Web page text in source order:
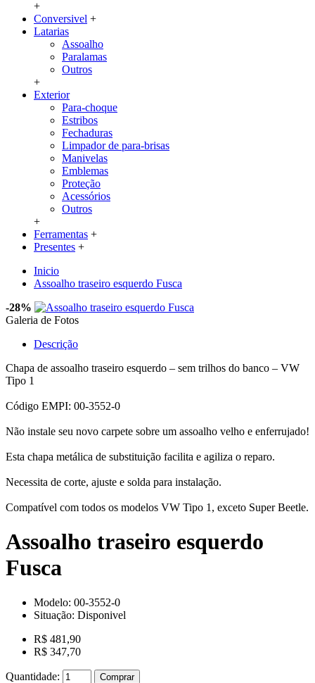
+
Conversivel +
Latarias
Assoalho
Paralamas
Outros
+
Exterior
Para-choque
Estribos
Fechaduras
Limpador de para-brisas
Manivelas
Emblemas
Proteção
Acessórios
Outros
+
Ferramentas +
Presentes +
Inicio
Assoalho traseiro esquerdo Fusca
-28%
Galeria de Fotos
Descrição
Chapa de assoalho traseiro esquerdo – sem trilhos do banco – VW
Tipo 1
Código EMPI: 00-3552-0
Não instale seu novo carpete sobre um assoalho velho e enferrujado!
Esta chapa metálica de substituição facilita e agiliza o reparo.
Necessita de corte, ajuste e solda para instalação.
Compatível com todos os modelos VW Tipo 1, exceto Super Beetle.
Assoalho traseiro esquerdo
Fusca
Modelo: 00-3552-0
Situação: Disponivel
R$ 481,90
R$ 347,70
Quantidade: Comprar